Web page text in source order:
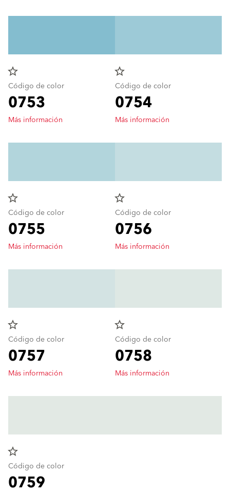
star_border
Código de color
0753
Más información
star_border
Código de color
0754
Más información
star_border
Código de color
0755
Más información
star_border
Código de color
0756
Más información
star_border
Código de color
0757
Más información
star_border
Código de color
0758
Más información
star_border
Código de color
0759